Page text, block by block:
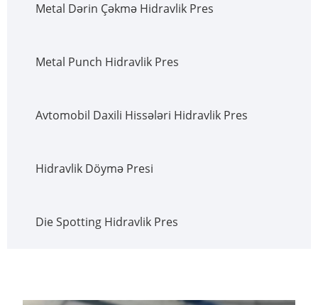
Metal Dərin Çəkmə Hidravlik Pres
Metal Punch Hidravlik Pres
Avtomobil Daxili Hissələri Hidravlik Pres
Hidravlik Döymə Presi
Die Spotting Hidravlik Pres